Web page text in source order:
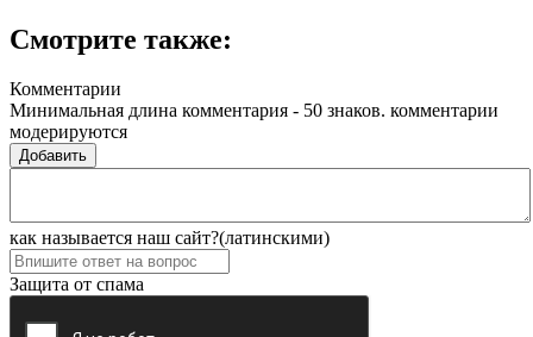
Смотрите также:
Комментарии
Минимальная длина комментария - 50 знаков. комментарии
модерируются
Добавить
как называется наш сайт?(латинскими)
Защита от спама